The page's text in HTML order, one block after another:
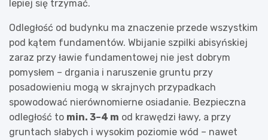
lepiej się trzymać.
Odległość od budynku ma znaczenie przede wszystkim
pod kątem fundamentów. Wbijanie szpilki abisyńskiej
zaraz przy ławie fundamentowej nie jest dobrym
pomysłem – drgania i naruszenie gruntu przy
posadowieniu mogą w skrajnych przypadkach
spowodować nierównomierne osiadanie. Bezpieczna
odległość to min. 3–4 m od krawędzi ławy, a przy
gruntach słabych i wysokim poziomie wód – nawet